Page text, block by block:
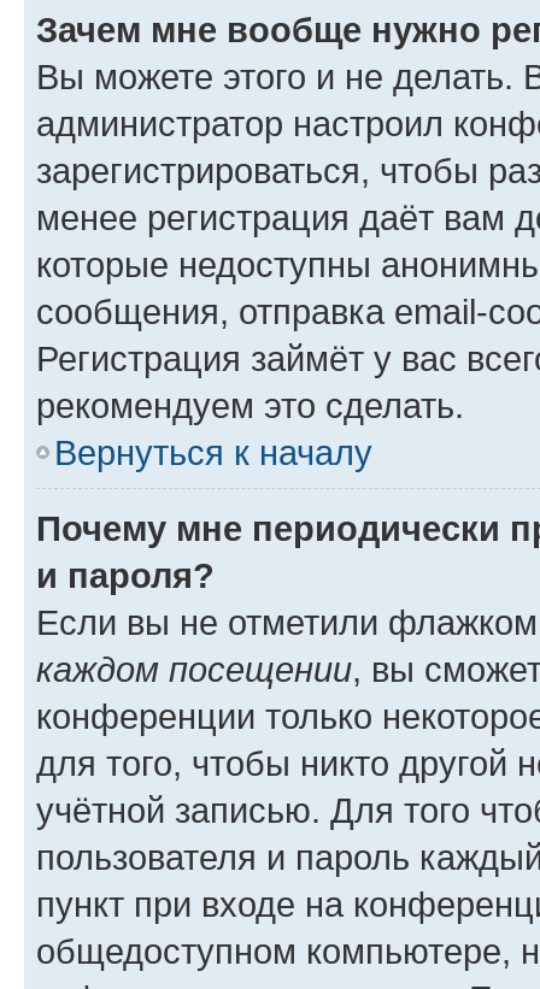
Зачем мне вообще нужно
Вы можете этого и не делать.
администратор настроил
зарегистрироваться, чтобы
менее регистрация даёт вам
которые недоступны
сообщения, отправка email-
Регистрация займёт у вас
рекомендуем это сделать.
Вернуться к началу
Почему мне периодически
и пароля?
Если вы не отметили
каждом посещении, вы
конференции только
для того, чтобы никто другой
учётной записью. Для того
пользователя и пароль
пункт при входе на
общедоступном компьютере,